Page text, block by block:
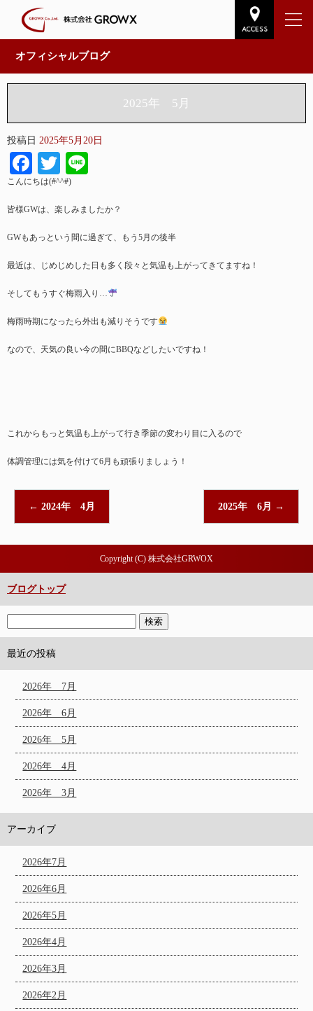
オフィシャルブログ
2025年 5月
投稿日 2025年5月20日
Facebook
Twitter
こんにちは(#^^#)
皆様GWは、楽しみましたか？
GWもあっという間に過ぎて、もう5月の後半
最近は、じめじめした日も多く段々と気温も上がってきてますね！
そしてもうすぐ梅雨入り…
梅雨時期になったら外出も減りそうです
なので、天気の良い今の間にBBQなどしたいですね！
これからもっと気温も上がって行き季節の変わり目に入るので
体調管理には気を付けて6月も頑張りましょう！
← 2024年 4月 2025年 6月 →
Copyright (C) 株式会社GRWOX
ブログトップ
最近の投稿
2026年 7月
2026年 6月
2026年 5月
2026年 4月
2026年 3月
アーカイブ
2026年7月
2026年6月
2026年5月
2026年4月
2026年3月
2026年2月